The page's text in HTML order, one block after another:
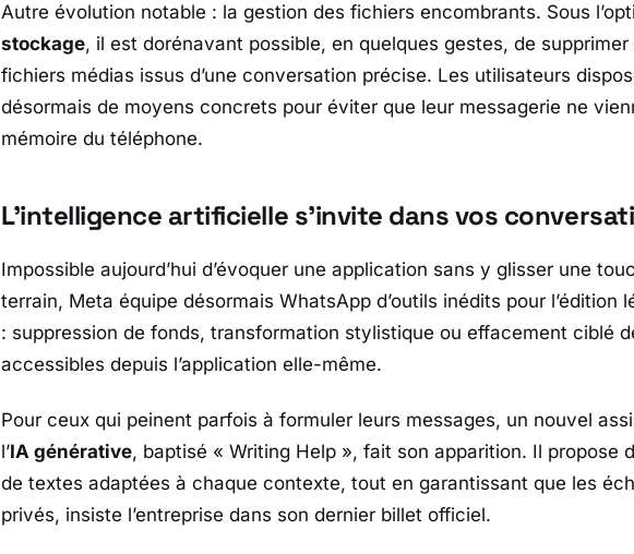
Autre évolution notable : la gestion des fichiers encombrants. Sous
stockage, il est dorénavant possible, en quelques gestes, de
fichiers médias issus d’une conversation précise. Les utilisateurs
désormais de moyens concrets pour éviter que leur messagerie ne
mémoire du téléphone.
L’intelligence artificielle s’invite dans vos
Impossible aujourd’hui d’évoquer une application sans y glisser une
terrain, Meta équipe désormais WhatsApp d’outils inédits pour l’édition
: suppression de fonds, transformation stylistique ou effacement ciblé
accessibles depuis l’application elle-même.
Pour ceux qui peinent parfois à formuler leurs messages, un nouvel
l’IA générative, baptisé « Writing Help », fait son apparition. Il propose
de textes adaptées à chaque contexte, tout en garantissant que les
privés, insiste l’entreprise dans son dernier billet officiel.